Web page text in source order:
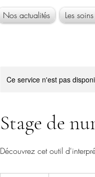
Nos actualités Les
Ce service n'est pas
Stage de
Découvrez cet outil